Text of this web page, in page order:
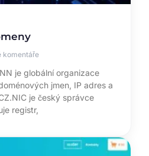
komentáře
je globální organizace
jmen, IP adres a
je český správce
registr,